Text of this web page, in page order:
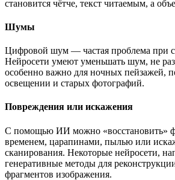
становится чётче, текст читаемым, а
Шумы
Цифровой шум — частая проблема при
Нейросети умеют уменьшать шум, не
особенно важно для ночных пейзажей,
освещении и старых фотографий.
Повреждения или искажения
С помощью ИИ можно «восстановить»
временем, царапинами, пылью или
сканирования. Некоторые нейросети,
генеративные методы для
фрагментов изображения.